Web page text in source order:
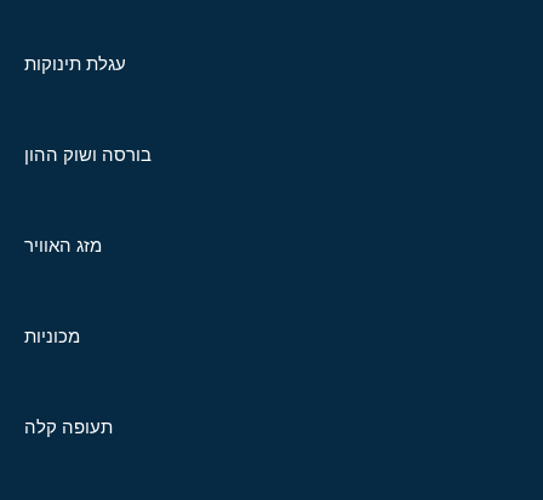
עגלת תינוקות
בורסה ושוק ההון
מזג האוויר
מכוניות
תעופה קלה